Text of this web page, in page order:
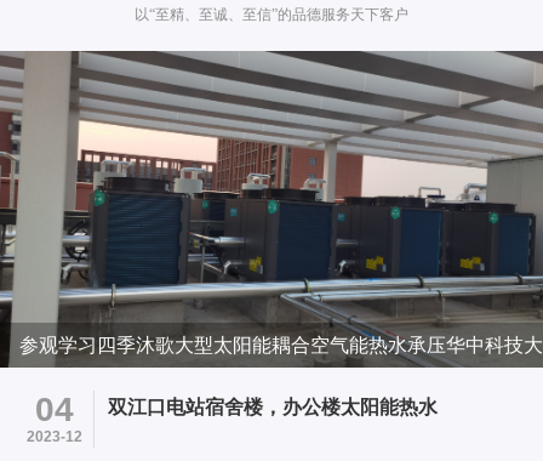
以“至精、至诚、至信”的品德服务天下客户
参观学习四季沐歌大型太阳能耦合空气能热水承压华中科技大
04
2023-12
双江口电站宿舍楼，办公楼太阳能热水